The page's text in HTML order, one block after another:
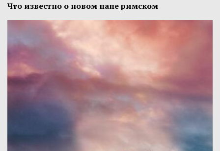
Что известно о новом папе римском